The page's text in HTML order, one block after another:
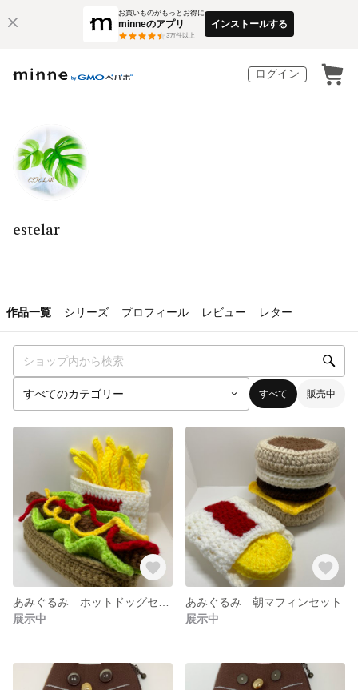
お買いものがもっとお得に
minneのアプリ
3万件以上
インストールする
ログイン
estelar
作品一覧 シリーズ プロフィール レビュー レター
すべて 販売中
展示中
あみぐるみ 朝マフィンセット
展示中